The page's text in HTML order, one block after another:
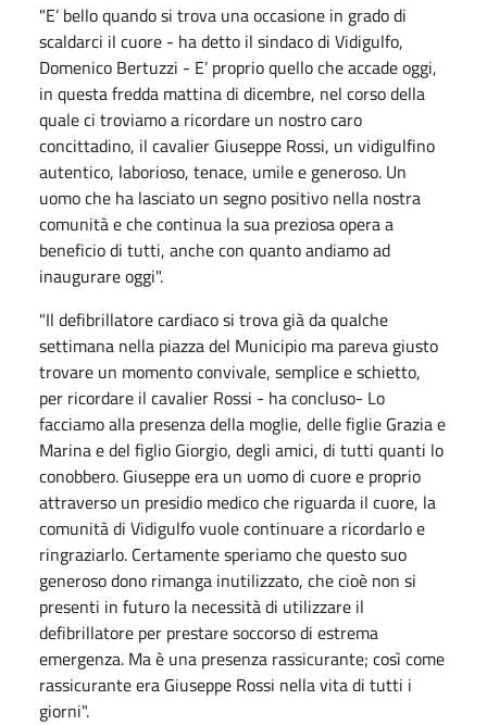
"E’ bello quando si trova una occasione in grado di
scaldarci il cuore - ha detto il sindaco di Vidigulfo,
Domenico Bertuzzi - E’ proprio quello che accade oggi,
in questa fredda mattina di dicembre, nel corso della
quale ci troviamo a ricordare un nostro caro
concittadino, il cavalier Giuseppe Rossi, un vidigulfino
autentico, laborioso, tenace, umile e generoso. Un
uomo che ha lasciato un segno positivo nella nostra
comunità e che continua la sua preziosa opera a
beneficio di tutti, anche con quanto andiamo ad
inaugurare oggi".
"Il defibrillatore cardiaco si trova già da qualche
settimana nella piazza del Municipio ma pareva giusto
trovare un momento convivale, semplice e schietto,
per ricordare il cavalier Rossi - ha concluso- Lo
facciamo alla presenza della moglie, delle figlie Grazia e
Marina e del figlio Giorgio, degli amici, di tutti quanti lo
conobbero. Giuseppe era un uomo di cuore e proprio
attraverso un presidio medico che riguarda il cuore, la
comunità di Vidigulfo vuole continuare a ricordarlo e
ringraziarlo. Certamente speriamo che questo suo
generoso dono rimanga inutilizzato, che cioè non si
presenti in futuro la necessità di utilizzare il
defibrillatore per prestare soccorso di estrema
emergenza. Ma è una presenza rassicurante; così come
rassicurante era Giuseppe Rossi nella vita di tutti i
giorni".